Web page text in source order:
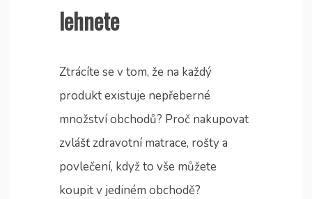
lehnete
Ztrácíte se v tom, že na každý
produkt existuje nepřeberné
množství obchodů? Proč nakupovat
zvlášť zdravotní matrace, rošty a
povlečení, když to vše můžete
koupit v jediném obchodě?